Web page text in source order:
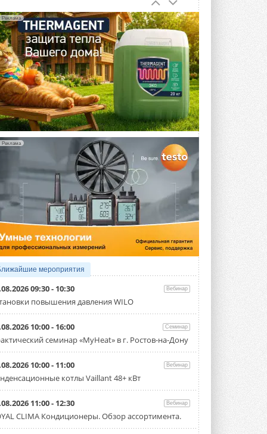
Тепловые насосы в связке с
солнечной генерацией и
накопителем снижают
потребление на 60%
Исследователи из Италии установили ...
ВЧЕРА
«РУСКЛИМАТ Fest 2026» в Уфе
собрал свыше 700 профи
климатической отрасли
Организатором выступил торгово-
производственный холдинг ...
3 АВГУСТА 2026
«Датарк» испытал модульный
ЦОД с плотностью 54 кВт на
стойку
Испытания прошли на собственной
производственной площадке и были ...
3 АВГУСТА 2026
Samsung выпускает VRF-
систему DVM на R32
Линейка включает семь типоразмеров
производительностью от 22,4 до 56 кВт.
Суммарная длина трубопроводов ...
3 АВГУСТА 2026
«СиСофт Девелопмент» подвел
итоги конкурса студенческих
проектов «ТИМ-лидеры 2026»
Новый сезон конкурса «ТИМ-лидеры»
стартует уже в сентябре 2026 года ...
3 АВГУСТА 2026
«Русклимат» укрепляет
партнёрство за Уралом
Президент Омского землячества в
Москве Михаил Тимошенко посетил
Омск с трёхдневным рабочим визитом ...
31 ИЮЛЯ 2026
Реклама
Реклама
мероприятия
09:30 - 10:30 Вебинар
повышения давления WILO
10:00 - 16:00 Семинар
семинар «MyHeat» в г. Ростов-на-Дону
10:00 - 11:00 Вебинар
котлы Vaillant 48+ кВт
11:00 - 12:30 Вебинар
CLIMA Кондиционеры. Обзор ассортимента.